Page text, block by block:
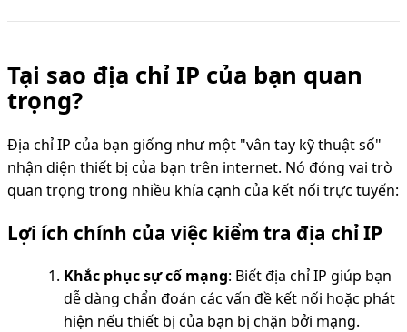
Tại sao địa chỉ IP của bạn quan
trọng?
Địa chỉ IP của bạn giống như một "vân tay kỹ thuật số"
nhận diện thiết bị của bạn trên internet. Nó đóng vai trò
quan trọng trong nhiều khía cạnh của kết nối trực tuyến:
Lợi ích chính của việc kiểm tra địa chỉ IP
Khắc phục sự cố mạng: Biết địa chỉ IP giúp bạn
dễ dàng chẩn đoán các vấn đề kết nối hoặc phát
hiện nếu thiết bị của bạn bị chặn bởi mạng.